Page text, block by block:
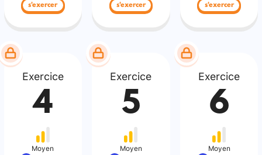
s'exercer s'exercer s'exercer
Exercice
4
Moyen
Exercice
5
Moyen
Exercice
6
Moyen